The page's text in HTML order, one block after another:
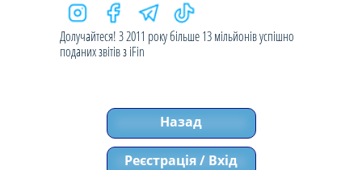
Долучайтеся! З 2011 року більше 13 мільйонів успішно
поданих звітів з iFin
Назад
Реєстрація / Вхід